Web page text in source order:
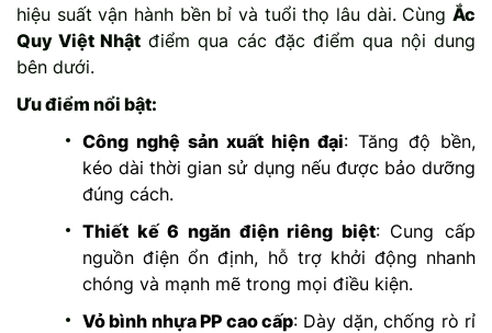
hiệu suất vận hành bền bỉ và tuổi thọ lâu dài. Cùng Ắc
Quy Việt Nhật điểm qua các đặc điểm qua nội dung
bên dưới.
Ưu điểm nổi bật:
Công nghệ sản xuất hiện đại: Tăng độ bền,
kéo dài thời gian sử dụng nếu được bảo dưỡng
đúng cách.
Thiết kế 6 ngăn điện riêng biệt: Cung cấp
nguồn điện ổn định, hỗ trợ khởi động nhanh
chóng và mạnh mẽ trong mọi điều kiện.
Vỏ bình nhựa PP cao cấp: Dày dặn, chống rò rỉ